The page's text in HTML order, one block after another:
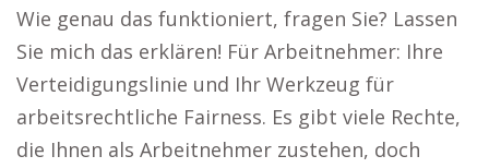
Wie genau das funktioniert, fragen Sie? Lassen
Sie mich das erklären! Für Arbeitnehmer: Ihre
Verteidigungslinie und Ihr Werkzeug für
arbeitsrechtliche Fairness. Es gibt viele Rechte,
die Ihnen als Arbeitnehmer zustehen, doch